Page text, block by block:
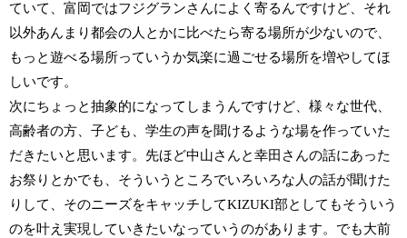
ていて、富岡ではフジグランさんによく寄るんですけど、それ
以外あんまり都会の人とかに比べたら寄る場所が少ないので、
もっと遊べる場所っていうか気楽に過ごせる場所を増やしてほ
しいです。
次にちょっと抽象的になってしまうんですけど、様々な世代、
高齢者の方、子ども、学生の声を聞けるような場を作っていた
だきたいと思います。先ほど中山さんと幸田さんの話にあった
お祭りとかでも、そういうところでいろいろな人の話が聞けた
りして、そのニーズをキャッチしてKIZUKI部としてもそういう
のを叶え実現していきたいなっていうのがあります。でも大前